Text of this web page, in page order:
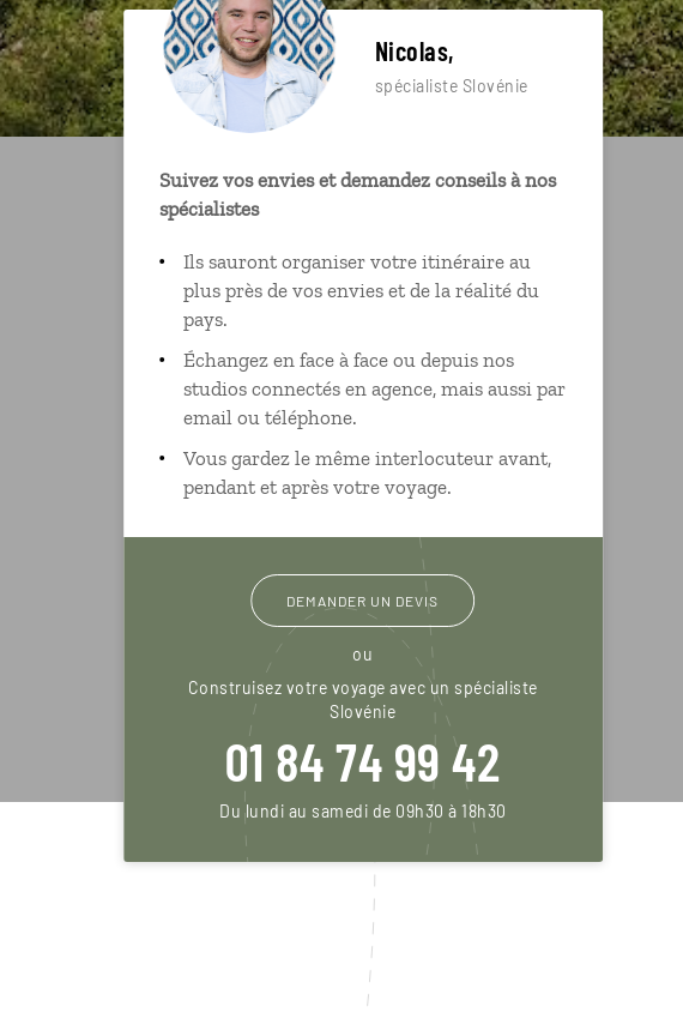
Nicolas,
spécialiste Slovénie
Suivez vos envies et demandez conseils à nos
spécialistes
Ils sauront organiser votre itinéraire au
plus près de vos envies et de la réalité du
pays.
Échangez en face à face ou depuis nos
studios connectés en agence, mais aussi par
email ou téléphone.
Vous gardez le même interlocuteur avant,
pendant et après votre voyage.
DEMANDER UN DEVIS
ou
Construisez votre voyage avec un spécialiste
Slovénie
01 84 74 99 42
Du lundi au samedi de 09h30 à 18h30